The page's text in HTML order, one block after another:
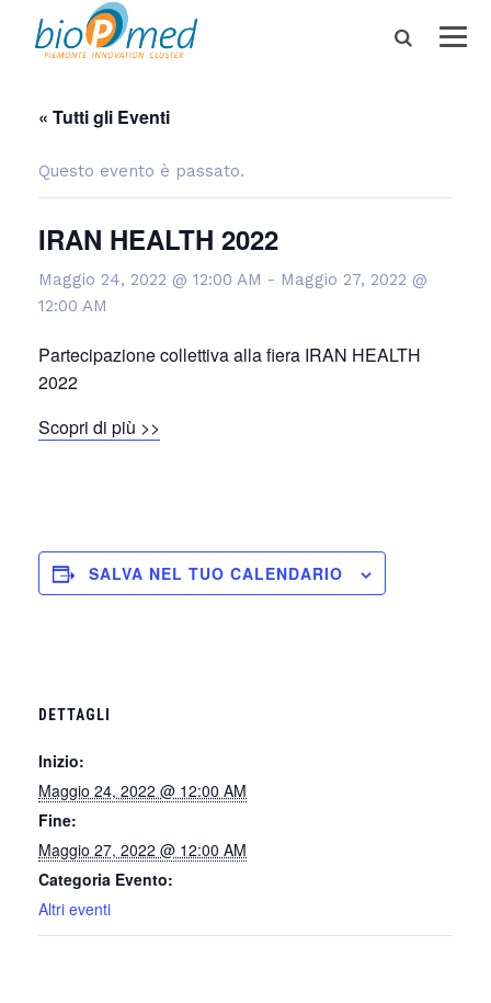
« Tutti gli Eventi
Questo evento è passato.
IRAN HEALTH 2022
Maggio 24, 2022 @ 12:00 AM - Maggio 27, 2022 @
12:00 AM
Partecipazione collettiva alla fiera IRAN HEALTH
2022
Scopri di più >>
SALVA NEL TUO CALENDARIO
DETTAGLI
Inizio:
Maggio 24, 2022 @ 12:00 AM
Fine:
Maggio 27, 2022 @ 12:00 AM
Categoria Evento:
Altri eventi